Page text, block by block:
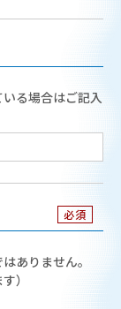
る場合はご記入
ありません。
）